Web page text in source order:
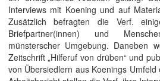
Interviews mit Koening und auf
Zusätzlich befragten die Verf.
Briefpartner(innen) und
münsterscher Umgebung. Daneben
Zeitschrift „Hilferuf von drüben“ und
von Übersiedlern aus Koenings